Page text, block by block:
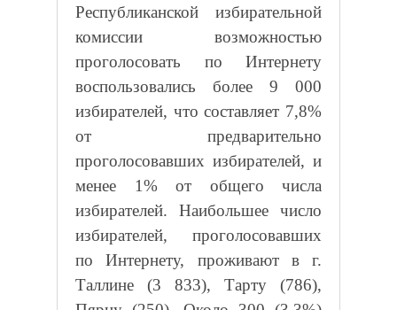
Республиканской избирательной
комиссии возможностью
проголосовать по Интернету
воспользовались более 9 000
избирателей, что составляет 7,8%
от предварительно
проголосовавших избирателей, и
менее 1% от общего числа
избирателей. Наибольшее число
избирателей, проголосовавших
по Интернету, проживают в г.
Таллине (3 833), Тарту (786),